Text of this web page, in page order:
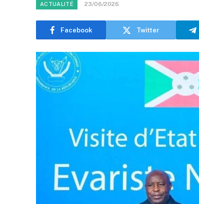
ACTUALITÉ 23/06/2026
Facebook Twitter